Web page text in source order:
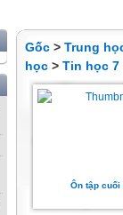
Gốc > Trung
học > Tin học 7
Ôn tập cuối